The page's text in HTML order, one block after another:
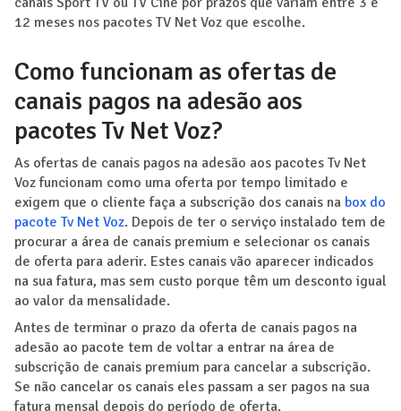
12 meses nos pacotes TV Net Voz que escolhe.
Como funcionam as ofertas de
canais pagos na adesão aos
pacotes Tv Net Voz?
As ofertas de canais pagos na adesão aos pacotes Tv Net
Voz funcionam como uma oferta por tempo limitado e
exigem que o cliente faça a subscrição dos canais na box do
pacote Tv Net Voz. Depois de ter o serviço instalado tem de
procurar a área de canais premium e selecionar os canais
de oferta para aderir. Estes canais vão aparecer indicados
na sua fatura, mas sem custo porque têm um desconto igual
ao valor da mensalidade.
Antes de terminar o prazo da oferta de canais pagos na
adesão ao pacote tem de voltar a entrar na área de
subscrição de canais premium para cancelar a subscrição.
Se não cancelar os canais eles passam a ser pagos na sua
fatura mensal depois do período de oferta.